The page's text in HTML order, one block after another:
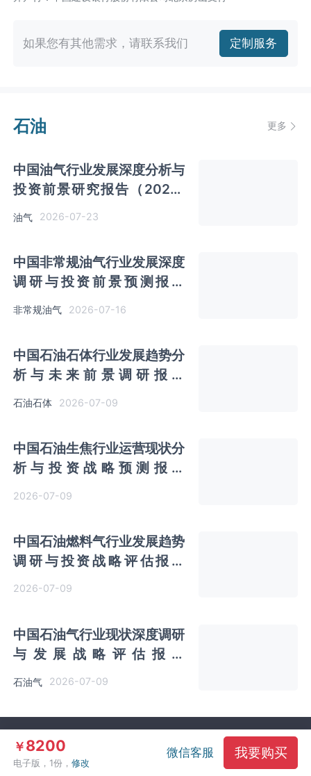
如果您有其他需求，请联系我们 定制服务
石油 更多
中国油气行业发展深度分析与
投资前景研究报告（2026-
油气 2026-07-23
中国非常规油气行业发展深度
调研与投资前景预测报告
（2026-2033年）
非常规油气 2026-07-16
中国石油石体行业发展趋势分
析与未来前景调研报告
（2026-2033年）
石油石体 2026-07-09
中国石油生焦行业运营现状分
析与投资战略预测报告
2026-07-09
中国石油燃料气行业发展趋势
调研与投资战略评估报告
2026-07-09
中国石油气行业现状深度调研
与发展战略评估报告
石油气 2026-07-09
￥8200
电子版，1份，修改
微信客服 我要购买
关于我们 购买帮助 联系我们